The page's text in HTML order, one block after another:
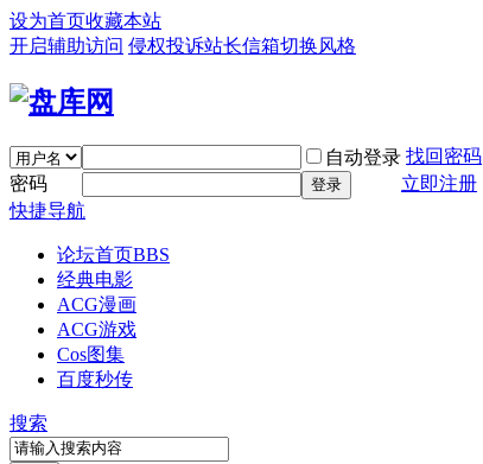
设为首页收藏本站
开启辅助访问 侵权投诉站长信箱切换风格
自动登录 找回密码
密码
登录
立即注册
快捷导航
论坛首页BBS
经典电影
ACG漫画
ACG游戏
Cos图集
百度秒传
搜索